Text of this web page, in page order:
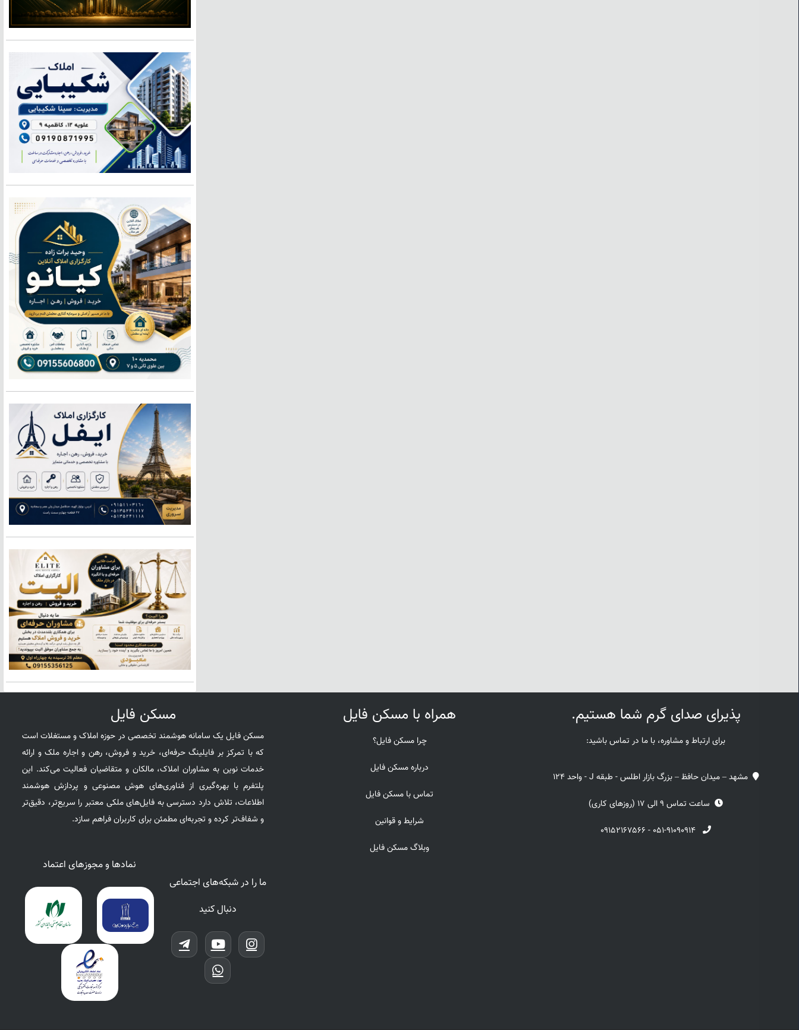
پذیرای صدای گرم شما هستیم.
برای ارتباط و مشاوره، با ما در تماس باشید:
مشهد – میدان حافظ – بزرگ بازار اطلس - طبقه J - واحد 124
ساعت تماس 9 الی 17 (روزهای کاری)
۰۵۱-۹۱۰۹۰۹۱۴ - ۰۹۱۵۲۱۶۷۵۶۶
همراه با مسکن فایل
چرا مسکن فایل؟
درباره مسکن فایل
تماس با مسکن فایل
شرایط و قوانین
وبلاگ مسکن فایل
مسکن فایل
مسکن فایل یک سامانه هوشمند تخصصی در حوزه املاک و مستغلات است
که با تمرکز بر فایلینگ حرفه‌ای، خرید و فروش، رهن و اجاره ملک و ارائه
خدمات نوین به مشاوران املاک، مالکان و متقاضیان فعالیت می‌کند. این
پلتفرم با بهره‌گیری از فناوری‌های هوش مصنوعی و پردازش هوشمند
اطلاعات، تلاش دارد دسترسی به فایل‌های ملکی معتبر را سریع‌تر، دقیق‌تر
و شفاف‌تر کرده و تجربه‌ای مطمئن برای کاربران فراهم سازد.
ما را در شبکه‌های اجتماعی
دنبال کنید
نمادها و مجوزهای اعتماد